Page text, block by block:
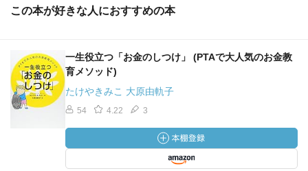
この本が好きな人におすすめの本
一生役立つ「お金のしつけ」 (PTAで大人気のお金教
育メソッド)
たけやきみこ 大原由軌子
54 4.22 3